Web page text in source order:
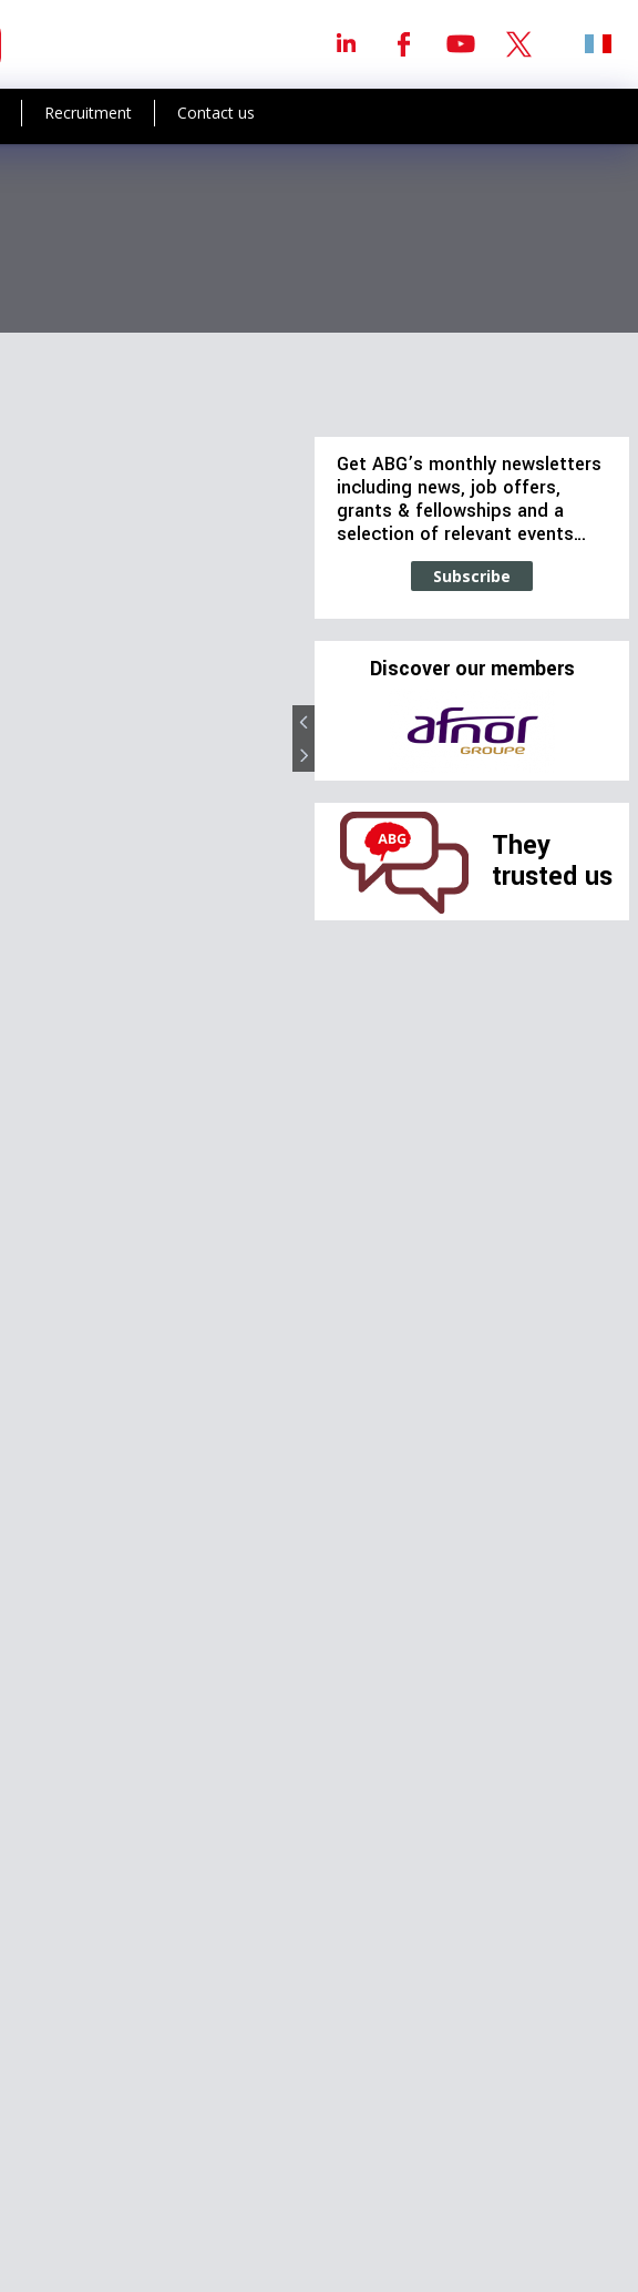
Recruitment Contact us
Get ABG’s monthly newsletters
including news, job offers,
grants & fellowships and a
selection of relevant events…
Subscribe
Discover our members
They
trusted us